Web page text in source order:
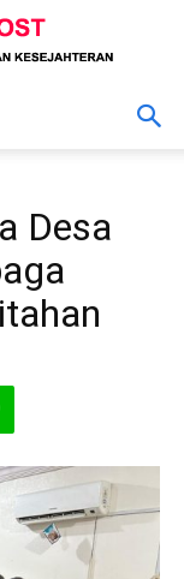
Desa